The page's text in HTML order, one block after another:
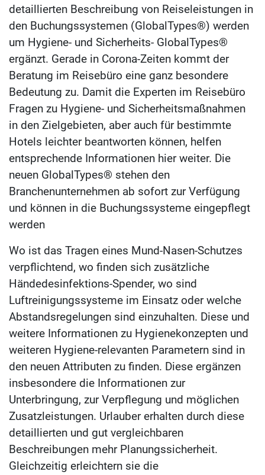
detaillierten Beschreibung von Reiseleistungen in
den Buchungssystemen (GlobalTypes®) werden
um Hygiene- und Sicherheits- GlobalTypes®
ergänzt. Gerade in Corona-Zeiten kommt der
Beratung im Reisebüro eine ganz besondere
Bedeutung zu. Damit die Experten im Reisebüro
Fragen zu Hygiene- und Sicherheitsmaßnahmen
in den Zielgebieten, aber auch für bestimmte
Hotels leichter beantworten können, helfen
entsprechende Informationen hier weiter. Die
neuen GlobalTypes® stehen den
Branchenunternehmen ab sofort zur Verfügung
und können in die Buchungssysteme eingepflegt
werden
Wo ist das Tragen eines Mund-Nasen-Schutzes
verpflichtend, wo finden sich zusätzliche
Händedesinfektions-Spender, wo sind
Luftreinigungssysteme im Einsatz oder welche
Abstandsregelungen sind einzuhalten. Diese und
weitere Informationen zu Hygienekonzepten und
weiteren Hygiene-relevanten Parametern sind in
den neuen Attributen zu finden. Diese ergänzen
insbesondere die Informationen zur
Unterbringung, zur Verpflegung und möglichen
Zusatzleistungen. Urlauber erhalten durch diese
detaillierten und gut vergleichbaren
Beschreibungen mehr Planungssicherheit.
Gleichzeitig erleichtern sie die